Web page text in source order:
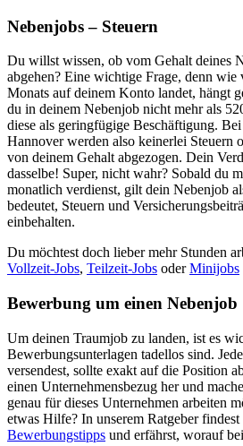
Nebenjobs – Steuern
Du willst wissen, ob vom Gehalt deines
abgehen? Eine wichtige Frage, denn wie
Monats auf deinem Konto landet, hängt
du in deinem Nebenjob nicht mehr als
diese als geringfügige Beschäftigung.
Hannover werden also keinerlei Steuern
von deinem Gehalt abgezogen. Dein
dasselbe! Super, nicht wahr? Sobald du
monatlich verdienst, gilt dein Nebenjob
bedeutet, Steuern und
einbehalten.
Du möchtest doch lieber mehr Stunden
Vollzeit-Jobs, Teilzeit-Jobs oderMinijobs
Bewerbung um einen Nebenjob
Um deinen Traumjob zu landen, ist es
Bewerbungsunterlagen tadellos sind.
versendest, sollte exakt auf die Position
einen Unternehmensbezug her und
genau für dieses Unternehmen arbeiten
etwas Hilfe? In unserem Ratgeber
Bewerbungstipps und erfährst, worauf